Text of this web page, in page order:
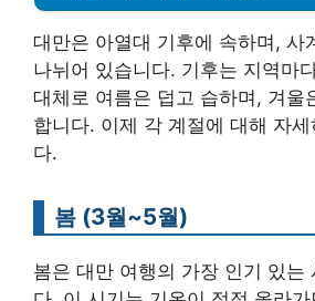
대만은 아열대 기후에 속하며, 사
나뉘어 있습니다. 기후는 지역마
대체로 여름은 덥고 습하며, 겨울
합니다. 이제 각 계절에 대해 자
다.
봄 (3월~5월)
봄은 대만 여행의 가장 인기 있는